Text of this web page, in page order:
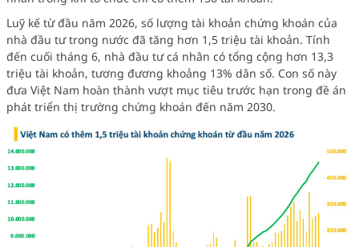
Luỹ kế từ đầu năm 2026, số lượng tài khoản chứng khoán của
nhà đầu tư trong nước đã tăng hơn 1,5 triệu tài khoản. Tính
đến cuối tháng 6, nhà đầu tư cá nhân có tổng cộng hơn 13,3
triệu tài khoản, tương đương khoảng 13% dân số. Con số này
đưa Việt Nam hoàn thành vượt mục tiêu trước hạn trong đề án
phát triển thị trường chứng khoán đến năm 2030.